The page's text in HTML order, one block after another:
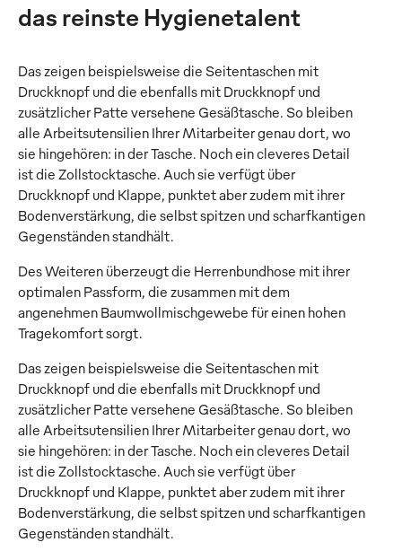
das reinste Hygienetalent
Das zeigen beispielsweise die Seitentaschen mit
Druckknopf und die ebenfalls mit Druckknopf und
zusätzlicher Patte versehene Gesäßtasche. So bleiben
alle Arbeitsutensilien Ihrer Mitarbeiter genau dort, wo
sie hingehören: in der Tasche. Noch ein cleveres Detail
ist die Zollstocktasche. Auch sie verfügt über
Druckknopf und Klappe, punktet aber zudem mit ihrer
Bodenverstärkung, die selbst spitzen und scharfkantigen
Gegenständen standhält.
Des Weiteren überzeugt die Herrenbundhose mit ihrer
optimalen Passform, die zusammen mit dem
angenehmen Baumwollmischgewebe für einen hohen
Tragekomfort sorgt.
Das zeigen beispielsweise die Seitentaschen mit
Druckknopf und die ebenfalls mit Druckknopf und
zusätzlicher Patte versehene Gesäßtasche. So bleiben
alle Arbeitsutensilien Ihrer Mitarbeiter genau dort, wo
sie hingehören: in der Tasche. Noch ein cleveres Detail
ist die Zollstocktasche. Auch sie verfügt über
Druckknopf und Klappe, punktet aber zudem mit ihrer
Bodenverstärkung, die selbst spitzen und scharfkantigen
Gegenständen standhält.